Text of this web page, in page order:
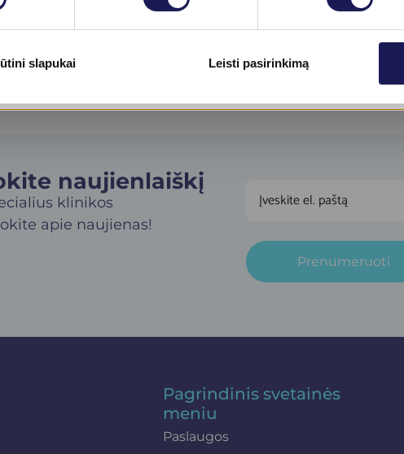
slapukai Leisti pasirinkimą
naujienlaiškį​
klinikos
apie naujienas!
Prenumeruoti
Pagrindinis svetainės
meniu
Paslaugos
Skaityti daugiau